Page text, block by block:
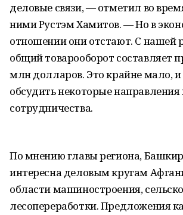
деловые связи, — отметил во
ними Рустэм Хамитов. — Но в
отношении они отстают. С нашей
общий товарооборот составляет
млн долларов. Это крайне мало,
обсудить некоторые
сотрудничества.
По мнению главы региона,
интересна деловым кругам
области машиностроения,
лесопереработки. Предложения